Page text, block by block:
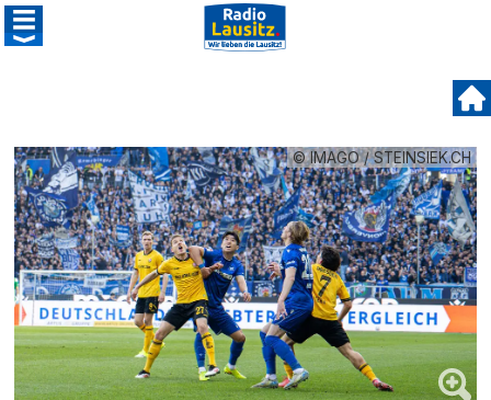
© IMAGO / STEINSIEK.CH